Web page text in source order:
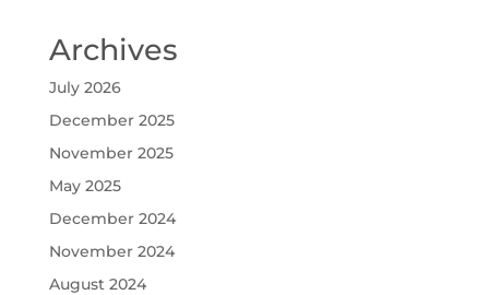
Archives
July 2026
December 2025
November 2025
May 2025
December 2024
November 2024
August 2024